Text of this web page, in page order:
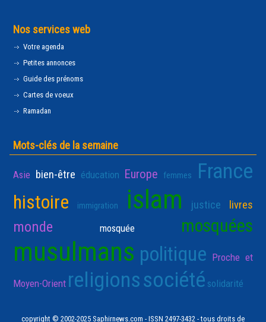
Nos services web
Votre agenda
Petites annonces
Guide des prénoms
Cartes de voeux
Ramadan
Mots-clés de la semaine
Asie bien-être éducation Europe femmes France
histoire immigration islam justice livres
monde mosquée mosquées
musulmans politique Proche et
Moyen-Orient religionssociété solidarité
copyright © 2002-2025 Saphirnews.com - ISSN 2497-3432 - tous droits de